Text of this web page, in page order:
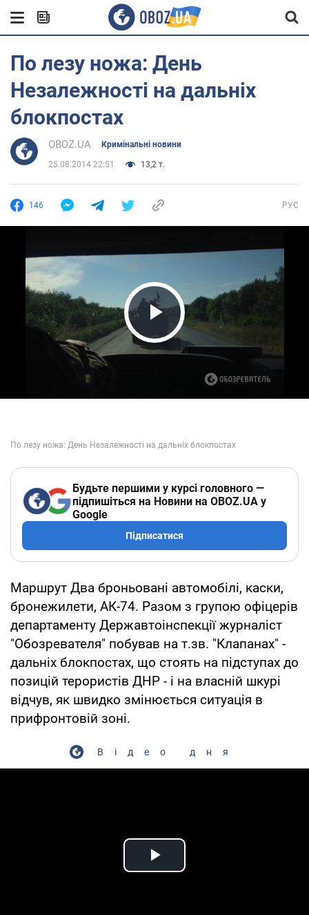
По лезу ножа: День
Незалежності на дальніх
блокпостах
OBOZ.UA Кримінальні новини
25.08.2014 22:51 13,2 т.
146 РУС
Play Video
Будьте першими у курсі головного —
підпишіться на Новини на OBOZ.UA у
Google
Підписатися
Маршрут Два броньовані автомобілі, каски,
бронежилети, АК-74. Разом з групою офіцерів
департаменту Державтоінспекції журналіст
"Обозревателя" побував на т.зв. "Клапанах" -
дальніх блокпостах, що стоять на підступах до
позицій терористів ДНР - і на власній шкурі
відчув, як швидко змінюється ситуація в
прифронтовій зоні.
Відео дня
Play Video